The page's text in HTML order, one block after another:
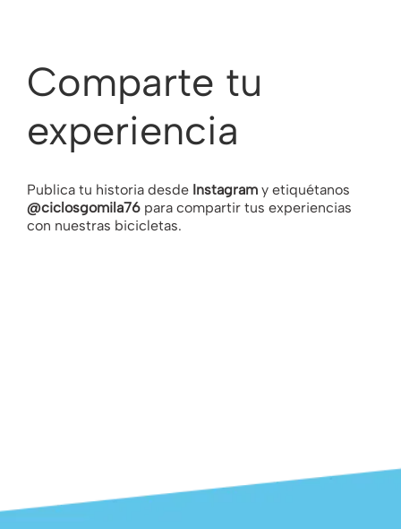
Comparte tu
experiencia
Publica tu historia desde Instagramy etiquétanos
@ciclosgomila76para compartir tus experiencias
con nuestras bicicletas.